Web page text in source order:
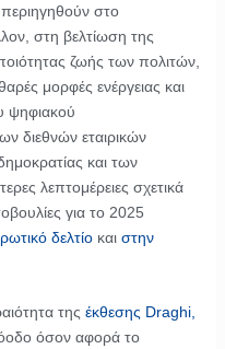
περιηγηθούν στο
στη βελτίωση της
ζωής των πολιτών,
μορφές ενέργειας και
ψηφιακού
διεθνών εταιρικών
και των
λεπτομέρειες σχετικά
για το 2025
δελτίοκαι στην
της έκθεσης Draghi,
όσον αφορά το